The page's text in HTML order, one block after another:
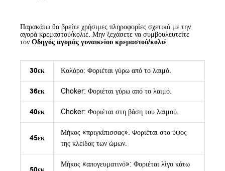
Παρακάτω θα βρείτε χρήσιμες πληροφορίες σχετικά με την
αγορά κρεμαστού/κολιέ. Μην ξεχάσετε να συμβουλευτείτε
τον Οδηγός αγοράς γυναικείου κρεμαστού/κολιέ.
30εκ Κολάρο: Φοριέται γύρω από το λαιμό.
36εκ Choker: Φοριέται γύρω από το λαιμό.
40εκ Choker: Φοριέται στη βάση του λαιμού.
45εκ
Μήκος «πριγκίπισσας»: Φοριέται στο ύψος
της κλείδας των ώμων.
Μήκος «απογευματινό»: Φοριέται λίγο κάτω